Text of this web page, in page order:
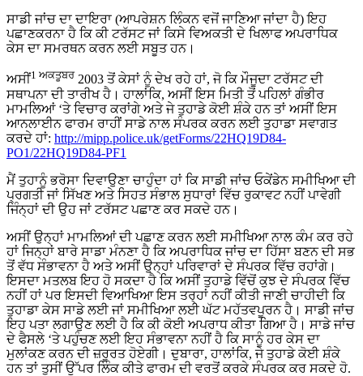
ਸਾਡੀ ਜਾਂਚ ਦਾ ਦਾਇਰਾ (ਆਪਰੇਸ਼ਨ ਲਿੰਕਨ ਵਜੋਂ ਜਾਣਿਆ ਜਾਂਦਾ ਹੈ) ਇਹ
ਪਛਾਣਕਰਨਾ ਹੈ ਕਿ ਕੀ ਟਰੱਸਟ ਜਾਂ ਕਿਸੇ ਵਿਅਕਤੀ ਦੇ ਖਿਲਾਫ ਅਪਰਾਧਿਕ
ਕੇਸ ਦਾ ਸਮਰਥਨ ਕਰਨ ਲਈ ਸਬੂਤ ਹਨ।
ਅਸੀਂ1 ਅਕਤੂਬਰ 2003 ਤੋਂ ਕੇਸਾਂ ਨੂੰ ਦੇਖ ਰਹੇ ਹਾਂ, ਜੋ ਕਿ ਮੌਜੂਦਾ ਟਰੱਸਟ ਦੀ
ਸਥਾਪਨਾ ਦੀ ਤਾਰੀਖ ਹੈ। ਹਾਲਾਂਕਿ, ਅਸੀਂ ਇਸ ਮਿਤੀ ਤੋਂ ਪਹਿਲਾਂ ਗੰਭੀਰ
ਮਾਮਲਿਆਂ ‘ਤੇ ਵਿਚਾਰ ਕਰਾਂਗੇ ਅਤੇ ਜੇ ਤੁਹਾਡੇ ਕੋਈ ਸ਼ੰਕੇ ਹਨ ਤਾਂ ਅਸੀਂ ਇਸ
ਆਨਲਾਈਨ ਫਾਰਮ ਰਾਹੀਂ ਸਾਡੇ ਨਾਲ ਸੰਪਰਕ ਕਰਨ ਲਈ ਤੁਹਾਡਾ ਸਵਾਗਤ
ਕਰਦੇ ਹਾਂ: http://mipp.police.uk/getForms/22HQ19D84-
PO1/22HQ19D84-PF1
ਮੈਂ ਤੁਹਾਨੂੰ ਭਰੋਸਾ ਦਿਵਾਉਣਾ ਚਾਹੁੰਦਾ ਹਾਂ ਕਿ ਸਾਡੀ ਜਾਂਚ ਓਕੇਂਡੇਨ ਸਮੀਖਿਆ ਦੀ
ਪ੍ਰਗਤੀ ਜਾਂ ਸਿੱਖਣ ਅਤੇ ਸਿਹਤ ਸੰਭਾਲ ਸੁਧਾਰਾਂ ਵਿੱਚ ਰੁਕਾਵਟ ਨਹੀਂ ਪਾਵੇਗੀ
ਜਿੰਨ੍ਹਾਂ ਦੀ ਉਹ ਜਾਂ ਟਰੱਸਟ ਪਛਾਣ ਕਰ ਸਕਦੇ ਹਨ।
ਅਸੀਂ ਉਨ੍ਹਾਂ ਮਾਮਲਿਆਂ ਦੀ ਪਛਾਣ ਕਰਨ ਲਈ ਸਮੀਖਿਆ ਨਾਲ ਕੰਮ ਕਰ ਰਹੇ
ਹਾਂ ਜਿਨ੍ਹਾਂ ਬਾਰੇ ਸਾਡਾ ਮੰਨਣਾ ਹੈ ਕਿ ਅਪਰਾਧਿਕ ਜਾਂਚ ਦਾ ਹਿੱਸਾ ਬਣਨ ਦੀ ਸਭ
ਤੋਂ ਵੱਧ ਸੰਭਾਵਨਾ ਹੈ ਅਤੇ ਅਸੀਂ ਉਨ੍ਹਾਂ ਪਰਿਵਾਰਾਂ ਦੇ ਸੰਪਰਕ ਵਿੱਚ ਰਹਾਂਗੇ।
ਇਸਦਾ ਮਤਲਬ ਇਹ ਹੋ ਸਕਦਾ ਹੈ ਕਿ ਅਸੀਂ ਤੁਹਾਡੇ ਵਿੱਚੋਂ ਕੁਝ ਦੇ ਸੰਪਰਕ ਵਿੱਚ
ਨਹੀਂ ਹਾਂ ਪਰ ਇਸਦੀ ਵਿਆਖਿਆ ਇਸ ਤਰ੍ਹਾਂ ਨਹੀਂ ਕੀਤੀ ਜਾਣੀ ਚਾਹੀਦੀ ਕਿ
ਤੁਹਾਡਾ ਕੇਸ ਸਾਡੇ ਲਈ ਜਾਂ ਸਮੀਖਿਆ ਲਈ ਘੱਟ ਮਹੱਤਵਪੂਰਨ ਹੈ। ਸਾਡੀ ਜਾਂਚ
ਇਹ ਪਤਾ ਲਗਾਉਣ ਲਈ ਹੈ ਕਿ ਕੀ ਕੋਈ ਅਪਰਾਧ ਕੀਤਾ ਗਿਆ ਹੈ। ਸਾਡੇ ਜਾਂਚ
ਦੇ ਫੈਸਲੇ ‘ਤੇ ਪਹੁੰਚਣ ਲਈ ਇਹ ਸੰਭਾਵਨਾ ਨਹੀਂ ਹੈ ਕਿ ਸਾਨੂੰ ਹਰ ਕੇਸ ਦਾ
ਮੁਲਾਂਕਣ ਕਰਨ ਦੀ ਜ਼ਰੂਰਤ ਹੋਏਗੀ। ਦੁਬਾਰਾ, ਹਾਲਾਂਕਿ, ਜੇ ਤੁਹਾਡੇ ਕੋਈ ਸ਼ੰਕੇ
ਹਨ ਤਾਂ ਤੁਸੀਂ ਉੱਪਰ ਲਿੰਕ ਕੀਤੇ ਫਾਰਮ ਦੀ ਵਰਤੋਂ ਕਰਕੇ ਸੰਪਰਕ ਕਰ ਸਕਦੇ ਹੋ.